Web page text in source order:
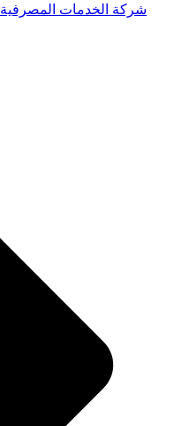
شركة الخدمات المصرفية